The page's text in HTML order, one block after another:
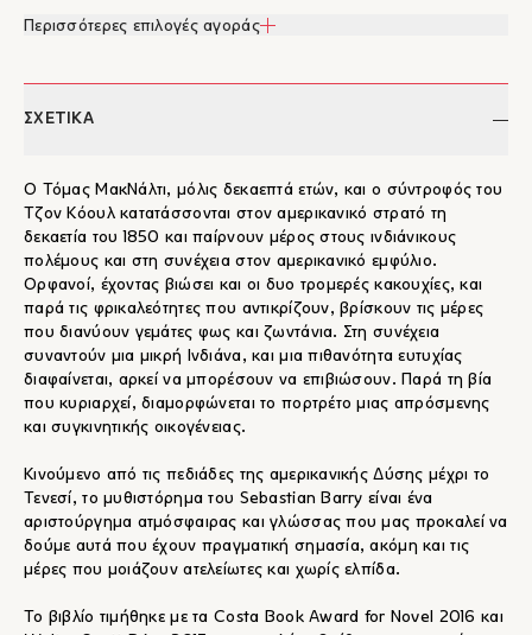
Περισσότερες επιλογές αγοράς
ΣΧΕΤΙΚΑ
Ο Τόμας ΜακΝάλτι, μόλις δεκαεπτά ετών, και ο σύντροφός του
Τζον Κόουλ κατατάσσονται στον αμερικανικό στρατό τη
δεκαετία του 1850 και παίρνουν μέρος στους ινδιάνικους
πολέμους και στη συνέχεια στον αμερικανικό εμφύλιο.
Ορφανοί, έχοντας βιώσει και οι δυο τρομερές κακουχίες, και
παρά τις φρικαλεότητες που αντικρίζουν, βρίσκουν τις μέρες
που διανύουν γεμάτες φως και ζωντάνια. Στη συνέχεια
συναντούν μια μικρή Ινδιάνα, και μια πιθανότητα ευτυχίας
διαφαίνεται, αρκεί να μπορέσουν να επιβιώσουν. Παρά τη βία
που κυριαρχεί, διαμορφώνεται το πορτρέτο μιας απρόσμενης
και συγκινητικής οικογένειας.
Κινούμενο από τις πεδιάδες της αμερικανικής Δύσης μέχρι το
Τενεσί, το μυθιστόρημα του Sebastian Barry είναι ένα
αριστούργημα ατμόσφαιρας και γλώσσας που μας προκαλεί να
δούμε αυτά που έχουν πραγματική σημασία, ακόμη και τις
μέρες που μοιάζουν ατελείωτες και χωρίς ελπίδα.
Το βιβλίο τιμήθηκε με τα Costa Book Award for Novel 2016 και